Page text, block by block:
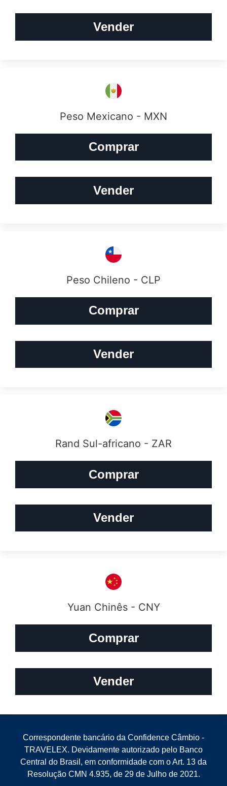
Vender
Peso Mexicano - MXN
Comprar
Vender
Peso Chileno - CLP
Comprar
Vender
Rand Sul-africano - ZAR
Comprar
Vender
Yuan Chinês - CNY
Comprar
Vender
Correspondente bancário da Confidence Câmbio -
TRAVELEX. Devidamente autorizado pelo Banco
Central do Brasil, em conformidade com o Art. 13 da
Resolução CMN 4.935, de 29 de Julho de 2021.